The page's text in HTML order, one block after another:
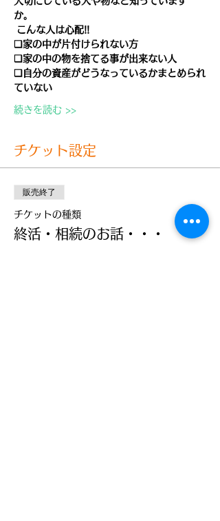
か。
こんな人は心配!!
❑家の中が片付けられない方
❑家の中の物を捨てる事が出来ない人
❑自分の資産がどうなっているかまとめられ
ていない
続きを読む >>
チケット設定
販売終了
チケットの種類
終活・相続のお話・・・